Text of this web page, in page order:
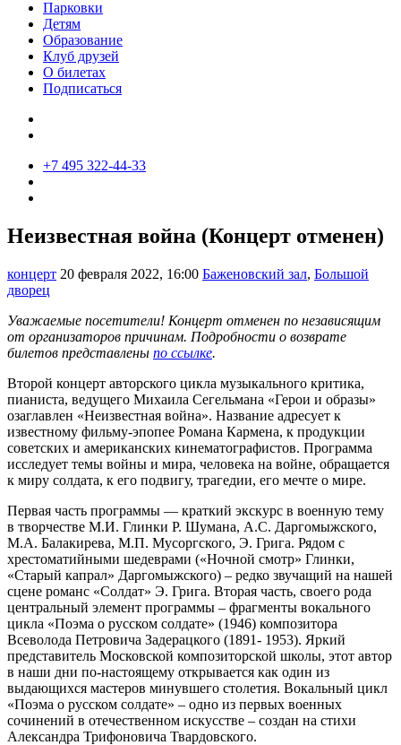
Парковки
Детям
Образование
Клуб друзей
О билетах
Подписаться
+7 495 322-44-33
Неизвестная война (Концерт отменен)
концерт 20 февраля 2022, 16:00 Баженовский зал, Большой
дворец
Уважаемые посетители! Концерт отменен по независящим
от организаторов причинам. Подробности о возврате
билетов представлены по ссылке.
Второй концерт авторского цикла музыкального критика,
пианиста, ведущего Михаила Сегельмана «Герои и образы»
озаглавлен «Неизвестная война». Название адресует к
известному фильму-эпопее Романа Кармена, к продукции
советских и американских кинематографистов. Программа
исследует темы войны и мира, человека на войне, обращается
к миру солдата, к его подвигу, трагедии, его мечте о мире.
Первая часть программы — краткий экскурс в военную тему
в творчестве М.И. Глинки Р. Шумана, А.С. Даргомыжского,
М.А. Балакирева, М.П. Мусоргского, Э. Грига. Рядом с
хрестоматийными шедеврами («Ночной смотр» Глинки,
«Старый капрал» Даргомыжского) – редко звучащий на нашей
сцене романс «Солдат» Э. Грига. Вторая часть, своего рода
центральный элемент программы – фрагменты вокального
цикла «Поэма о русском солдате» (1946) композитора
Всеволода Петровича Задерацкого (1891- 1953). Яркий
представитель Московской композиторской школы, этот автор
в наши дни по-настоящему открывается как один из
выдающихся мастеров минувшего столетия. Вокальный цикл
«Поэма о русском солдате» – одно из первых военных
сочинений в отечественном искусстве – создан на стихи
Александра Трифоновича Твардовского.